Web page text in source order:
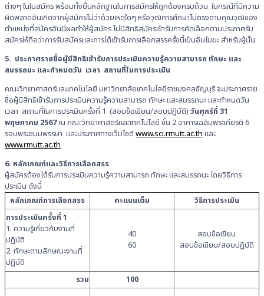
ต่างๆ ในใบสมัคร พร้อมทั้งยื่นหลักฐานในการสมัครให้ถูกต้องครบถ้วน ในกรณีที่มีความ
ผิดพลาดอันเกิดจากผู้สมัครไม่ว่าด้วยเหตุใดๆ หรือวุฒิการศึกษาไม่ตรงตามคุณวุฒิของ
ตำแหน่งที่สมัครอันมีผลทำให้ผู้สมัคร ไม่มีสิทธิสมัครเข้ารับการคัดเลือกตามประกาศรับ
สมัครให้ถือว่าการรับสมัครและการได้เข้ารับการเลือกสรรครั้งนี้เป็นอันโมฆะ สำหรับผู้นั้น
5. ประกาศรายชื่อผู้มีสิทธิเข้ารับการประเมินความรู้ความสามารถ ทักษะ และ
สมรรถนะ และกำหนดวัน เวลา สถานที่ในการประเมิน
คณะวิทยาศาสตร์และเทคโนโลยี มหาวิทยาลัยเทคโนโลยีราชมงคลธัญบุรี จะประกาศราย
ชื่อผู้มีสิทธิเข้ารับการประเมินความรู้ความสามารถ ทักษะ และสมรรถนะ และกำหนดวัน
เวลา สถานที่ในการประเมินครั้งที่ 1 (สอบข้อเขียน/สอบปฏิบัติ) วันศุกร์ที่ 31
พฤษภาคม 2567ณ คณะวิทยาศาสตร์และเทคโนโลยี ชั้น 2 อาคารเฉลิมพระเกียรติ 6
รอบพระชนมพรรษา และประกาศทางเว็บไซต์www.sci.rmutt.ac.th และ
www.rmutt.ac.th
6. หลักเกณฑ์และวิธีการเลือกสรร
ผู้สมัครต้องได้รับการประเมินความรู้ความสามารถ ทักษะ และสมรรถนะ โดยวิธีการ
ประเมิน ดังนี้
หลักเกณฑ์การเลือกสรร
คะแนนเต็ม
วิธีการประเมิน
การประเมินครั้งที่ 1
1. ความรู้เกี่ยวกับงานที่
ปฏิบัติ
2. ทักษะตามลักษณะงานที่
ปฏิบัติ
40
60
สอบข้อเขียน
สอบข้อเขียน/สอบปฏิบัติ
รวม 100